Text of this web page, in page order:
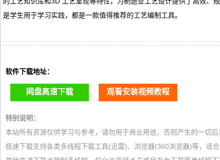
是学生用于学习实践，都是一款值得推荐的工艺编制工具。
软件下载地址：
网盘高速下载 观看安装视频教程
特别说明：
本站所有资源仅供学习与参考，请勿用于商业用途，否则产生的一切
极速下载支持各类多线程下载工具(迅雷)、浏览器(360浏览器)等，适